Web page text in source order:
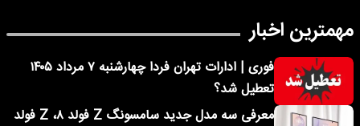
مهمترین اخبار
فوری | ادارات تهران فردا چهارشنبه ۷ مرداد ۱۴۰۵
تعطیل شد؟
معرفی سه مدل جدید سامسونگ Z فولد ۸، Z فولد